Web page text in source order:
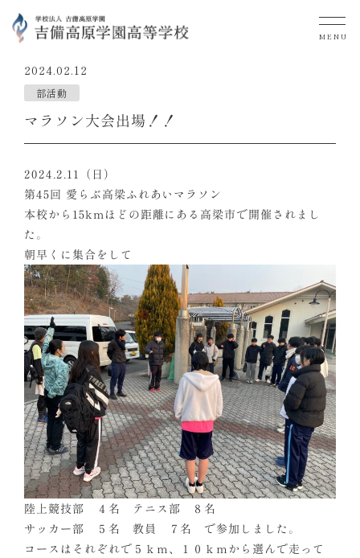
MENU
2024.02.12
部活動
マラソン大会出場！！
2024.2.11（日）
第45回 愛らぶ高梁ふれあいマラソン
本校から15kmほどの距離にある高梁市で開催されまし
た。
朝早くに集合をして
陸上競技部 ４名 テニス部 ８名
サッカー部 ５名 教員 ７名 で参加しました。
コースはそれぞれで５ｋｍ、１０ｋｍから選んで走って